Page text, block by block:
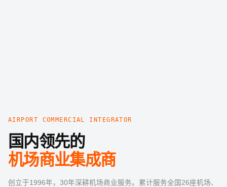
AIRPORT COMMERCIAL INTEGRATOR
国内领先的
机场商业集成商
创立于1996年，30年深耕机场商业服务。累计服务全国26座机场、